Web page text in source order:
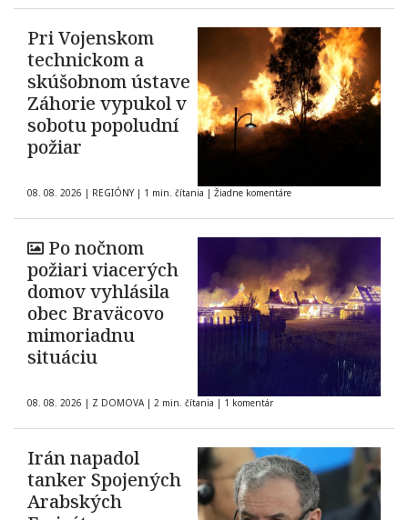
Pri Vojenskom
technickom a
skúšobnom ústave
Záhorie vypukol v
sobotu popoludní
požiar
08. 08. 2026 | REGIÓNY | 1 min. čítania | Žiadne komentáre
Po nočnom
požiari viacerých
domov vyhlásila
obec Braväcovo
mimoriadnu
situáciu
08. 08. 2026 | Z DOMOVA | 2 min. čítania | 1 komentár
Irán napadol
tanker Spojených
Arabských